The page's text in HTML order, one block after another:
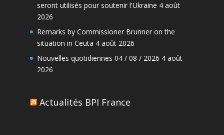
seront utilisés pour soutenir l'Ukraine 4 août
2026
Remarks by Commissioner Brunner on the
situation in Ceuta 4 août 2026
Nouvelles quotidiennes 04 / 08 / 2026 4 août
2026
Actualités BPI France